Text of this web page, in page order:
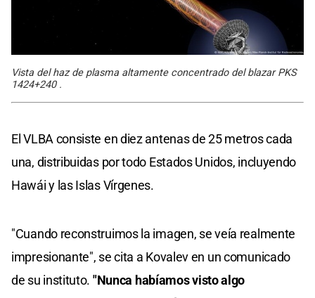
Vista del haz de plasma altamente concentrado del blazar PKS
1424+240 .
El VLBA consiste en diez antenas de 25 metros cada
una, distribuidas por todo Estados Unidos, incluyendo
Hawái y las Islas Vírgenes.
"Cuando reconstruimos la imagen, se veía realmente
impresionante", se cita a Kovalev en un comunicado
de su instituto. "Nunca habíamos visto algo